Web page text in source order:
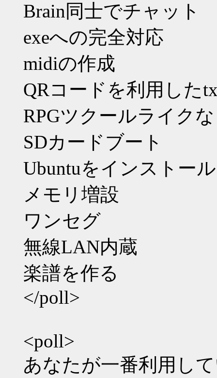
Brain同士でチャット
exeへの完全対応
midiの作成
QRコードを利用した
RPGツクールライク
SDカードブート
Ubuntuをインストール
メモリ増設
ワンセグ
無線LAN内蔵
楽譜を作る
</poll>
<poll>
あなたが一番利用し